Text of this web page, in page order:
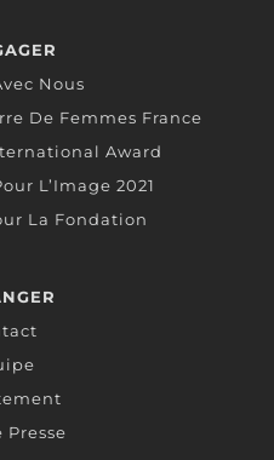
Nous
De Femmes France
Award
L’Image 2021
La Fondation
Presse